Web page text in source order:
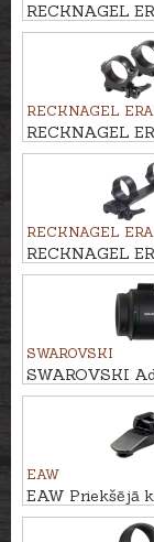
RECKNAGEL
Weaver/
komplekts Ø1''/
RECKNAGEL ERA
RECKNAGEL
Weaver/
komplekts
RECKNAGEL ERA
RECKNAGEL
Weaver/
kronšteins
SWAROVSKI
SWAROVSKI
TMA56
EAW
EAW Priekšējā
SM BH 12mm,